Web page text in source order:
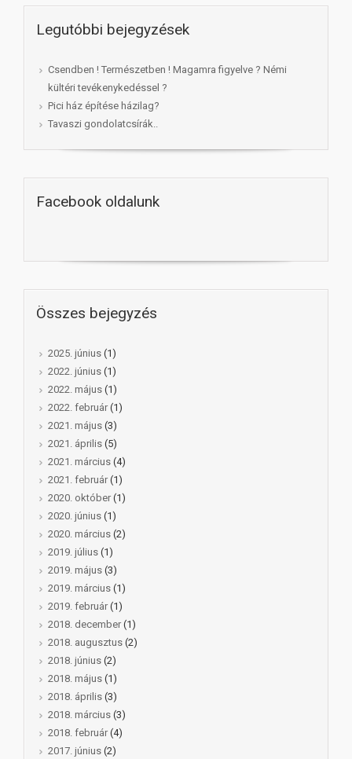
Legutóbbi bejegyzések
Csendben ! Természetben ! Magamra figyelve ? Némi
kültéri tevékenykedéssel ?
Pici ház építése házilag?
Tavaszi gondolatcsírák..
Facebook oldalunk
Összes bejegyzés
2025. június (1)
2022. június (1)
2022. május (1)
2022. február (1)
2021. május (3)
2021. április (5)
2021. március (4)
2021. február (1)
2020. október (1)
2020. június (1)
2020. március (2)
2019. július (1)
2019. május (3)
2019. március (1)
2019. február (1)
2018. december (1)
2018. augusztus (2)
2018. június (2)
2018. május (1)
2018. április (3)
2018. március (3)
2018. február (4)
2017. június (2)